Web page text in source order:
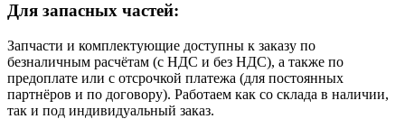
Для запасных частей:
Запчасти и комплектующие доступны к заказу по
безналичным расчётам (с НДС и без НДС), а также по
предоплате или с отсрочкой платежа (для постоянных
партнёров и по договору). Работаем как со склада в наличии,
так и под индивидуальный заказ.